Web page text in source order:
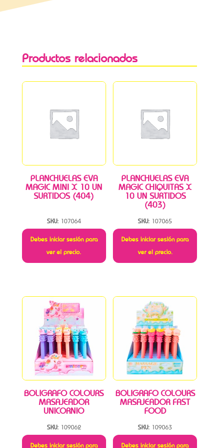
Productos relacionados
PLANCHUELAS EVA
MAGIC MINI X 10 UN
SURTIDOS (404)
SKU: 107064
Debes iniciar sesión para
ver el precio.
PLANCHUELAS EVA
MAGIC CHIQUITAS X
10 UN SURTIDOS
(403)
SKU: 107065
Debes iniciar sesión para
ver el precio.
BOLIGRAFO COLOURS
MASAJEADOR
UNICORNIO
SKU: 109062
Debes iniciar sesión para
BOLIGRAFO COLOURS
MASAJEADOR FAST
FOOD
SKU: 109063
Debes iniciar sesión para